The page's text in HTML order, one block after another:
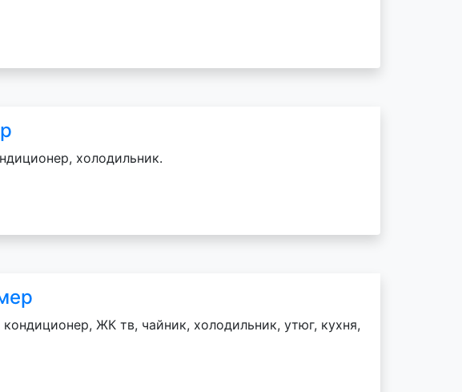
холодильник.
ЖК тв, чайник, холодильник, утюг, кухня,